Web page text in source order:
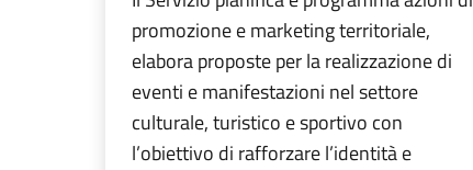
promozione e marketing territoriale,
elabora proposte per la realizzazione di
eventi e manifestazioni nel settore
culturale, turistico e sportivo con
l’obiettivo di rafforzare l’identità e